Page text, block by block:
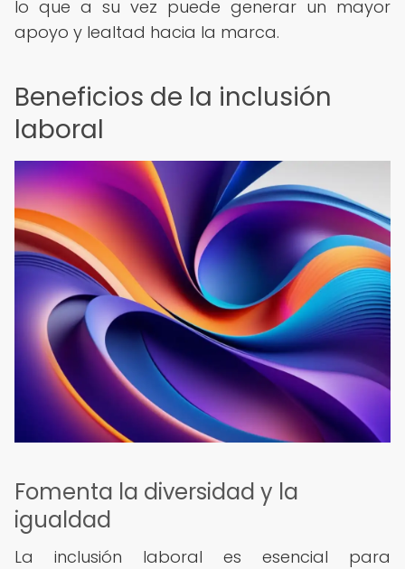
lo que a su vez puede generar un mayor
apoyo y lealtad hacia la marca.
Beneficios de la inclusión
laboral
Fomenta la diversidad y la
igualdad
La inclusión laboral es esencial para